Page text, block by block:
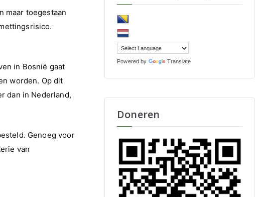
maar toegestaan
in Bosnië gaat
worden. Op dit
dan in Nederland,
Genoeg voor
van
Powered by Translate
Doneren